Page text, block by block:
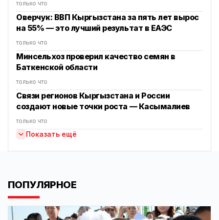
только что
Оверчук: ВВП Кыргызстана за пять лет вырос
на 55% — это лучший результат в ЕАЭС
только что
Минсельхоз проверил качество семян в
Баткенской области
только что
Связи регионов Кыргызстана и России
создают новые точки роста — Касымалиев
только что
Показать ещё
ПОПУЛЯРНОЕ